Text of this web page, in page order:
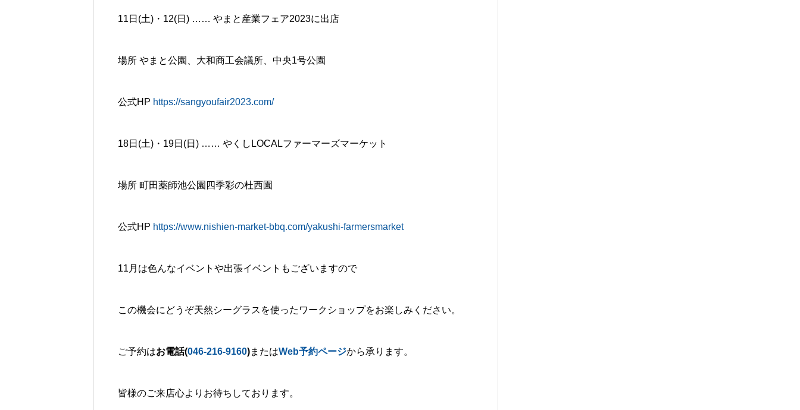
11日(土)・12(日) …… やまと産業フェア2023に出店
場所 やまと公園、大和商工会議所、中央1号公園
公式HP https://sangyoufair2023.com/
18日(土)・19日(日) …… やくしLOCALファーマーズマーケット
場所 町田薬師池公園四季彩の杜西園
公式HP https://www.nishien-market-bbq.com/yakushi-farmersmarket
11月は色んなイベントや出張イベントもございますので
この機会にどうぞ天然シーグラスを使ったワークショップをお楽しみください。
ご予約はお電話(046-216-9160)またはWeb予約ページから承ります。
皆様のご来店心よりお待ちしております。